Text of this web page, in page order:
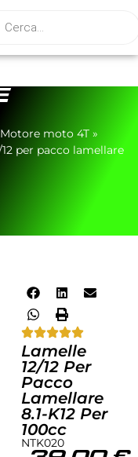
Motore moto 4T »
12 per pacco lamellare
Lamelle
12/12 Per
Pacco
Lamellare
8.1-K12 Per
100cc
NTK020